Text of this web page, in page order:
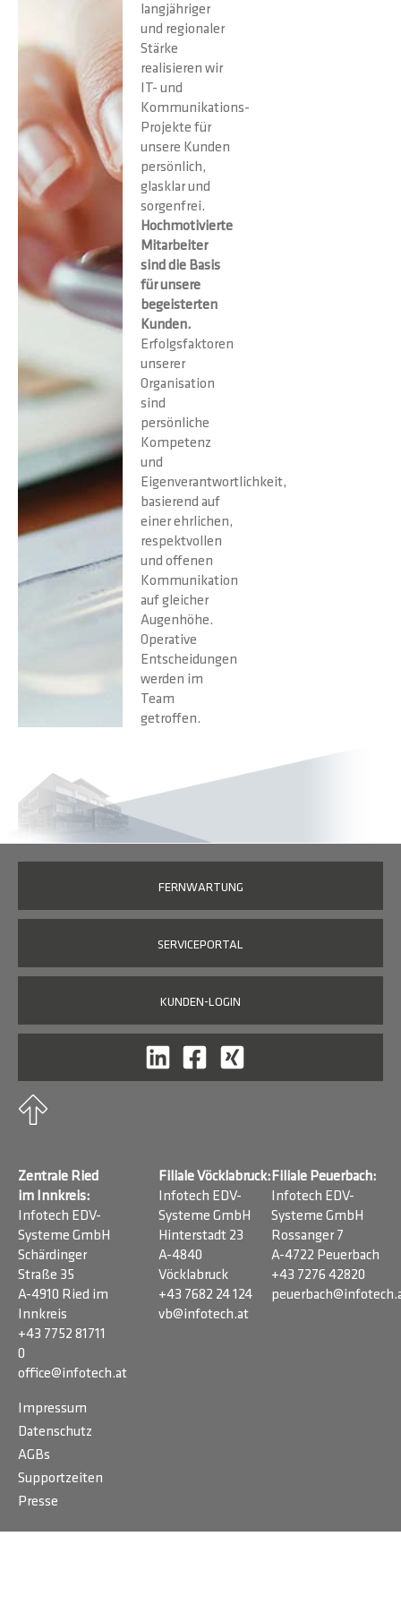
langjähriger
und regionaler
Stärke
realisieren wir
IT- und
Kommunikations-
Projekte für
unsere Kunden
persönlich,
glasklar und
sorgenfrei.
Hochmotivierte
Mitarbeiter
sind die Basis
für unsere
begeisterten
Kunden.
Erfolgsfaktoren
unserer
Organisation
sind
persönliche
Kompetenz
und
Eigenverantwortlichkeit,
basierend auf
einer ehrlichen,
respektvollen
und offenen
Kommunikation
auf gleicher
Augenhöhe.
Operative
Entscheidungen
werden im
Team
getroffen.
FERNWARTUNG
SERVICEPORTAL
KUNDEN-LOGIN
Zentrale Ried
im Innkreis:
Infotech EDV-
Systeme GmbH
Schärdinger
Straße 35
A-4910 Ried im
Innkreis
+43 7752 81711
0
office@infotech.at
Filiale Vöcklabruck:
Infotech EDV-
Systeme GmbH
Hinterstadt 23
A-4840
Vöcklabruck
+43 7682 24 124
vb@infotech.at
Filiale Peuerbach:
Infotech EDV-
Systeme GmbH
Rossanger 7
A-4722 Peuerbach
+43 7276 42820
Impressum
Datenschutz
AGBs
Supportzeiten
Presse